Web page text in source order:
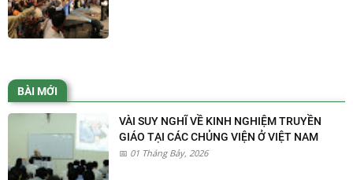
BÀI MỚI
VÀI SUY NGHĨ VỀ KINH NGHIỆM TRUYỀN
GIÁO TẠI CÁC CHỦNG VIỆN Ở VIỆT NAM
01 Tháng Bảy, 2026